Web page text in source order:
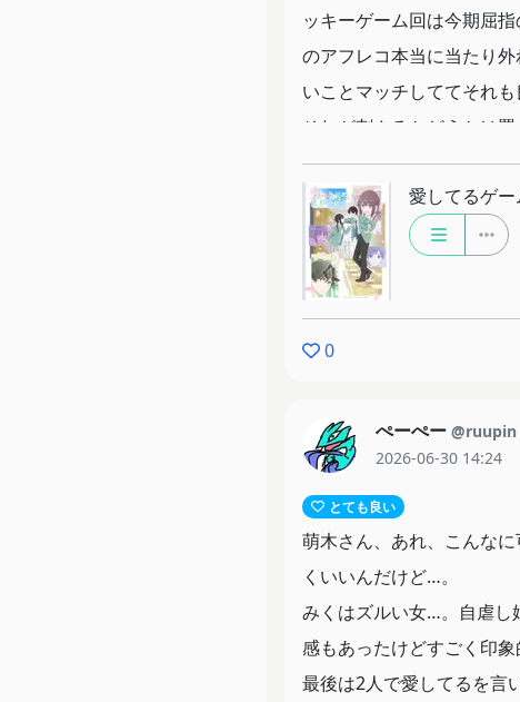
ッキーゲーム回は今期屈
のアフレコ本当に当たり
いことマッチしててそれも
それが刺さるかどうかは
わってくる芯のある作品
ゃんと2人の総意で終わら
愛してるゲ
0
ぺーぺー @ruupin
2026-06-30 14:24
とても良い
萌木さん、あれ、こんな
くいいんだけど…。
みくはズルい女…。自虐し
感もあったけどすごく印象
最後は2人で愛してるを言